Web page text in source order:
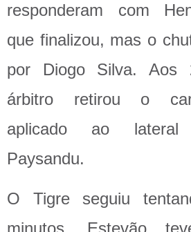
responderam com
que finalizou, mas o
por Diogo Silva. Aos
árbitro retirou o
aplicado ao
Paysandu.
O Tigre seguiu